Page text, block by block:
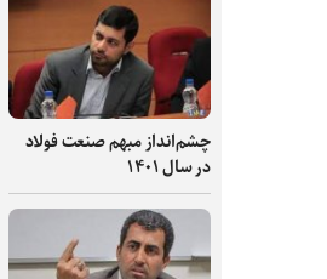
چشم‌انداز مبهم صنعت فولاد
در سال ۱۴۰۱